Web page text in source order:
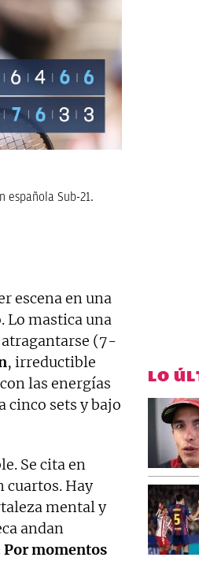
Sub-21.
escena en una
Lo mastica una
atragantarse (7-
, irreductible
las energías
cinco sets y bajo
Se cita en
cuartos. Hay
mental y
andan
Por momentos
LO